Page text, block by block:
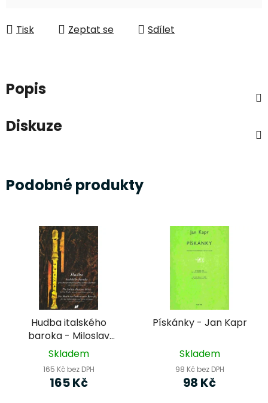
Tisk Zeptat se Sdílet
Popis
Diskuze
Podobné produkty
Hudba italského
baroka - Miloslav
Klement
Skladem
165 Kč bez DPH
165 Kč
Pískánky - Jan Kapr
Skladem
98 Kč bez DPH
98 Kč